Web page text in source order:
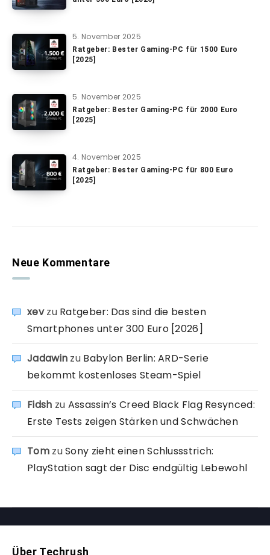
5. November 2025
Ratgeber: Bester Gaming-PC für 1500 Euro
[2025]
5. November 2025
Ratgeber: Bester Gaming-PC für 2000 Euro
[2025]
4. November 2025
Ratgeber: Bester Gaming-PC für 800 Euro
[2025]
Neue Kommentare
xevzu Ratgeber: Das sind die besten
Smartphones unter 300 Euro [2026]
Jadawin zu Babylon Berlin: ARD-Serie
bekommt kostenloses Steam-Spiel
Fidsh zu Assassin’s Creed Black Flag Resynced:
Erste Tests zeigen Stärken und Schwächen
TomzuSony zieht einen Schlussstrich:
PlayStation sagt der Disc endgültig Lebewohl
Über Techrush